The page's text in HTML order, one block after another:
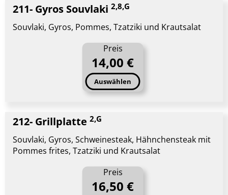
211- Gyros Souvlaki 2,8,G
Souvlaki, Gyros, Pommes, Tzatziki und Krautsalat
Preis
14,00 €
Auswählen
212- Grillplatte 2,G
Souvlaki, Gyros, Schweinesteak, Hähnchensteak mit
Pommes frites, Tzatziki und Krautsalat
Preis
16,50 €